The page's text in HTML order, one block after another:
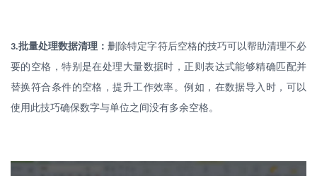
3.批量处理数据清理：删除特定字符后空格的技巧可以帮助清理不必
要的空格，特别是在处理大量数据时，正则表达式能够精确匹配并
替换符合条件的空格，提升工作效率。例如，在数据导入时，可以
使用此技巧确保数字与单位之间没有多余空格。